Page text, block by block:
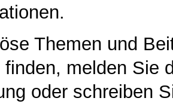
Themen und
finden, melden Sie
oder schreiben